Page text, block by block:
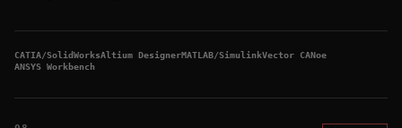
CATIA/SolidWorksAltium DesignerMATLAB/SimulinkVector CANoe
ANSYS Workbench